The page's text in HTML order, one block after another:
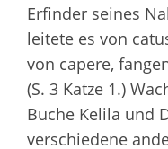
Erfinder seines
leitete es von
von capere,
(S. 3 Katze 1.)
Buche Kelila und
verschiedene